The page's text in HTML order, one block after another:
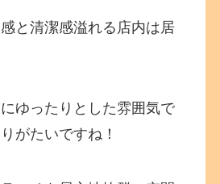
と清潔感溢れる店内は居
ゆったりとした雰囲気で
がたいですね！